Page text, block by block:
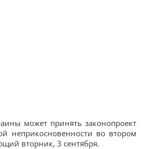
может принять законопроект
неприкосновенности во втором
вторник, 3 сентября.